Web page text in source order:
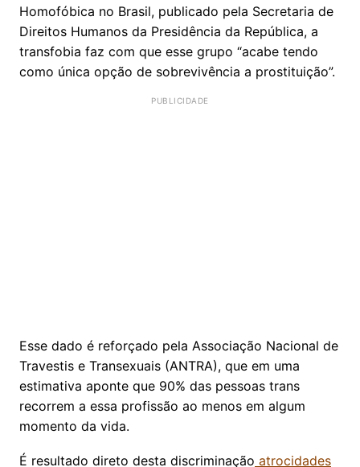
Homofóbica no Brasil, publicado pela Secretaria de
Direitos Humanos da Presidência da República, a
transfobia faz com que esse grupo “acabe tendo
como única opção de sobrevivência a prostituição”.
Esse dado é reforçado pela Associação Nacional de
Travestis e Transexuais (ANTRA), que em uma
estimativa aponte que 90% das pessoas trans
recorrem a essa profissão ao menos em algum
momento da vida.
É resultado direto desta discriminação atrocidades